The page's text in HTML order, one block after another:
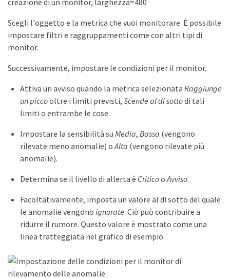
Scegli l'oggetto e la metrica che vuoi monitorare. È possibile
impostare filtri e raggruppamenti come con altri tipi di
monitor.
Successivamente, impostare le condizioni per il monitor.
Attiva un avviso quando la metrica selezionata Raggiunge
un piccooltre i limiti previsti, Scende al di sottodi tali
limiti o entrambe le cose.
Impostare la sensibilità su Media, Bassa (vengono
rilevate meno anomalie) o Alta (vengono rilevate più
anomalie).
Determina se il livello di allerta è Criticoo Avviso.
Facoltativamente, imposta un valore al di sotto del quale
le anomalie vengono ignorate. Ciò può contribuire a
ridurre il rumore. Questo valore è mostrato come una
linea tratteggiata nel grafico di esempio.